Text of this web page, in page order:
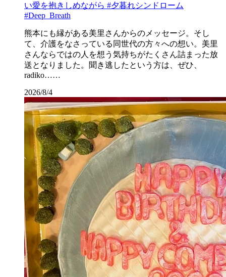
い愛を抱きしめながら #夕暮れシンドローム
#Deep_Breath
熊本にも縁がある美里さんからのメッセージ。そし
て、介護をなさっている同世代の方々への想い。美里
さんならではの人を想う気持ちがたくさん詰まった放
送となりました。聞き逃したという方は、ぜひ、
radiko……
2026/8/4